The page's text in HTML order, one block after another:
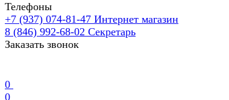
Телефоны
+7 (937) 074-81-47 Интернет магазин
8 (846) 992-68-02 Секретарь
Заказать звонок
0
0